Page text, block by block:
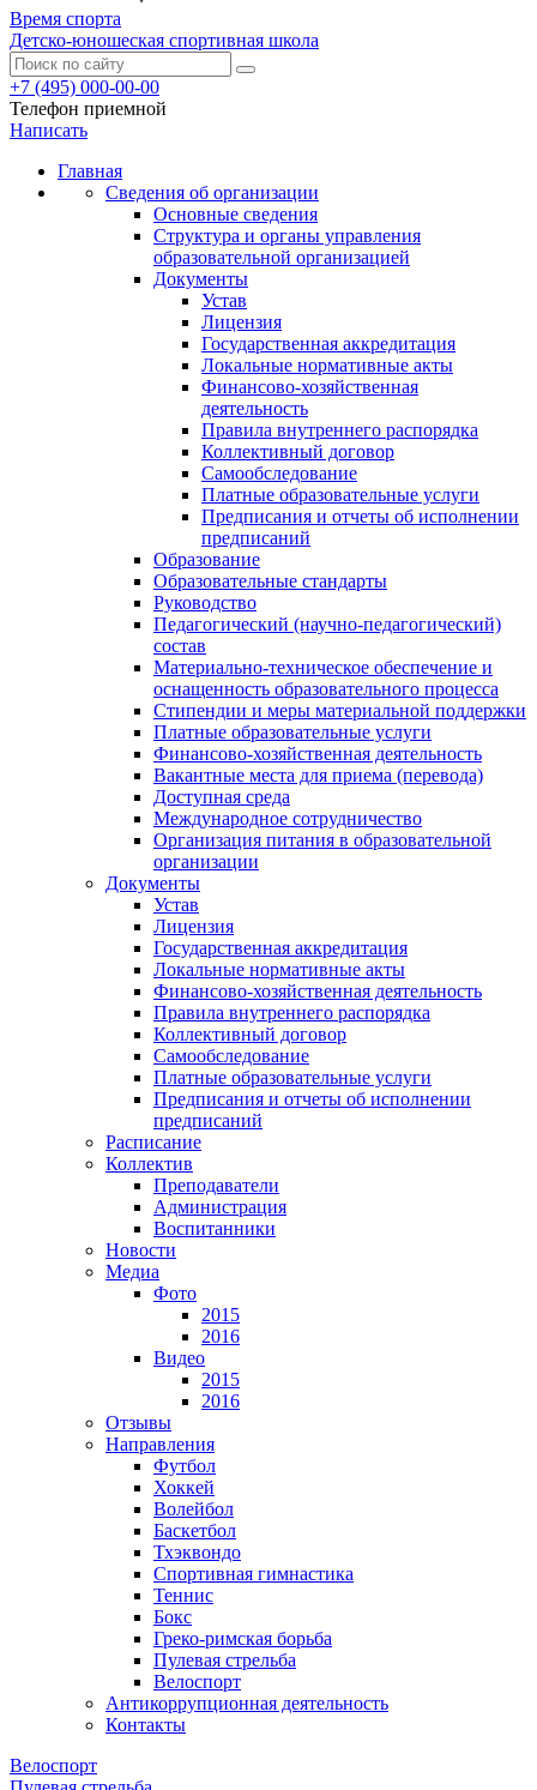
Время спорта
Детско-юношеская спортивная школа
+7 (495) 000-00-00
Телефон приемной
Написать
Главная
Сведения об организации
Основные сведения
Структура и органы управления
образовательной организацией
Документы
Устав
Лицензия
Государственная аккредитация
Локальные нормативные акты
Финансово-хозяйственная
деятельность
Правила внутреннего распорядка
Коллективный договор
Самообследование
Платные образовательные услуги
Предписания и отчеты об исполнении
предписаний
Образование
Образовательные стандарты
Руководство
Педагогический (научно-педагогический)
состав
Материально-техническое обеспечение и
оснащенность образовательного процесса
Стипендии и меры материальной поддержки
Платные образовательные услуги
Финансово-хозяйственная деятельность
Вакантные места для приема (перевода)
Доступная среда
Международное сотрудничество
Организация питания в образовательной
организации
Документы
Устав
Лицензия
Государственная аккредитация
Локальные нормативные акты
Финансово-хозяйственная деятельность
Правила внутреннего распорядка
Коллективный договор
Самообследование
Платные образовательные услуги
Предписания и отчеты об исполнении
предписаний
Расписание
Коллектив
Преподаватели
Администрация
Воспитанники
Новости
Медиа
Фото
2015
2016
Видео
2015
2016
Отзывы
Направления
Футбол
Хоккей
Волейбол
Баскетбол
Тхэквондо
Спортивная гимнастика
Теннис
Бокс
Греко-римская борьба
Пулевая стрельба
Велоспорт
Антикоррупционная деятельность
Контакты
Велоспорт